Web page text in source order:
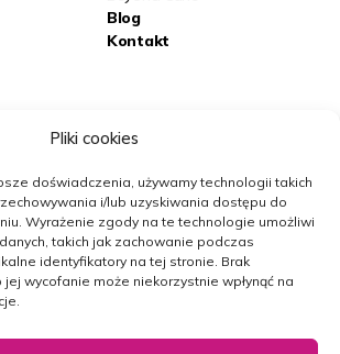
Pliki cookies
doświadczenia, używamy technologii takich
i/lub uzyskiwania dostępu do
Wyrażenie zgody na te technologie umożliwi
takich jak zachowanie podczas
identyfikatory na tej stronie. Brak
wycofanie może niekorzystnie wpłynąć na
Blog
Kontakt